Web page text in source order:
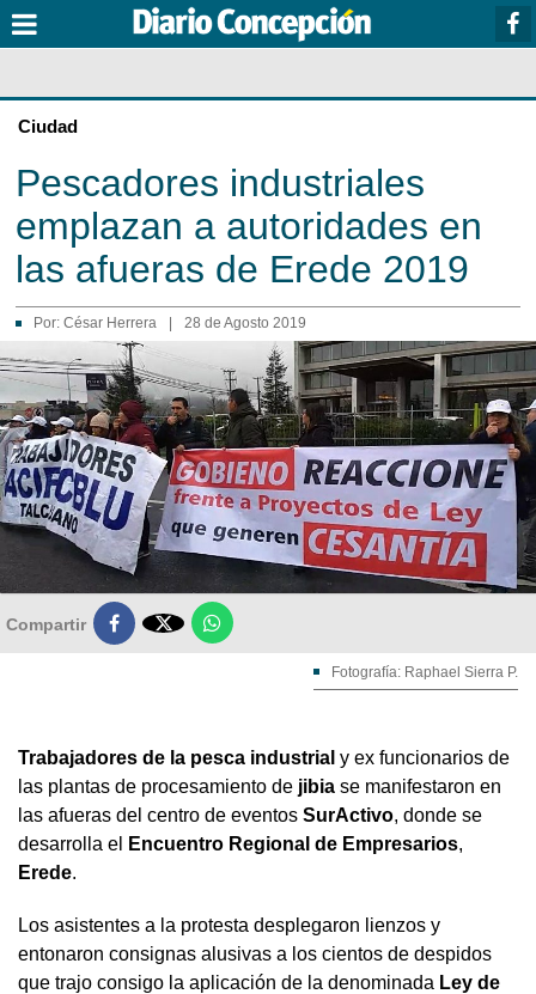
Ciudad
Pescadores industriales
emplazan a autoridades en
las afueras de Erede 2019
Por: César Herrera 28 de Agosto 2019
Compartir 
Fotografía: Raphael Sierra P.
Trabajadores de la pesca industrial y ex funcionarios de
las plantas de procesamiento de jibia se manifestaron en
las afueras del centro de eventos SurActivo, donde se
desarrolla el
Encuentro Regional de Empresarios,
Erede.
Los asistentes a la protesta desplegaron lienzos y
entonaron consignas alusivas a los cientos de despidos
que trajo consigo la aplicación de la denominada Ley de